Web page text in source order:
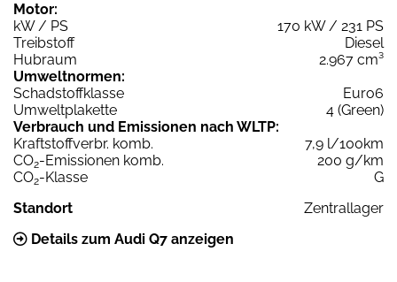
Motor:
kW / PS
170 kW / 231 PS
Treibstoff
Diesel
Hubraum
2.967 cm³
Umweltnormen:
Schadstoffklasse
Euro6
Umweltplakette
4 (Green)
Verbrauch und Emissionen nach WLTP:
Kraftstoffverbr. komb.
7,9 l/100km
CO2-Emissionen komb.
200 g/km
CO2-Klasse
G
Standort
Zentrallager
Details zum Audi Q7 anzeigen